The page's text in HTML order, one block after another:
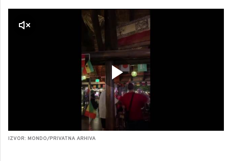
IZVOR: MONDO/PRIVATNA ARHIVA